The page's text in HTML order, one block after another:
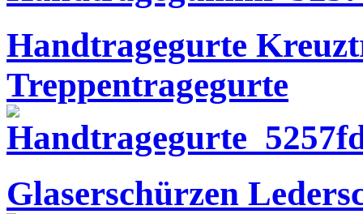
Handtragegurte
Treppentragegurte
Glaserschürzen